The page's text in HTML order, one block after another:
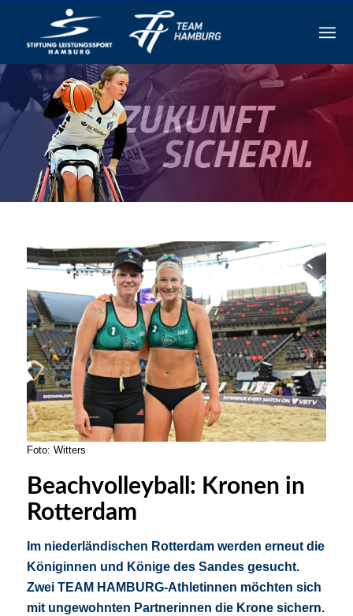
Foto: Witters
Beachvolleyball: Kronen in
Rotterdam
Im niederländischen Rotterdam werden erneut die
Königinnen und Könige des Sandes gesucht.
Zwei TEAM HAMBURG-Athletinnen möchten sich
mit ungewohnten Partnerinnen die Krone sichern.